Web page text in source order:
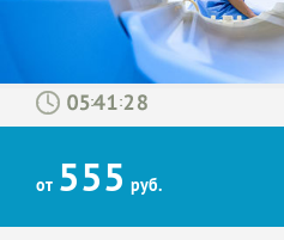
: :
от 555 руб.